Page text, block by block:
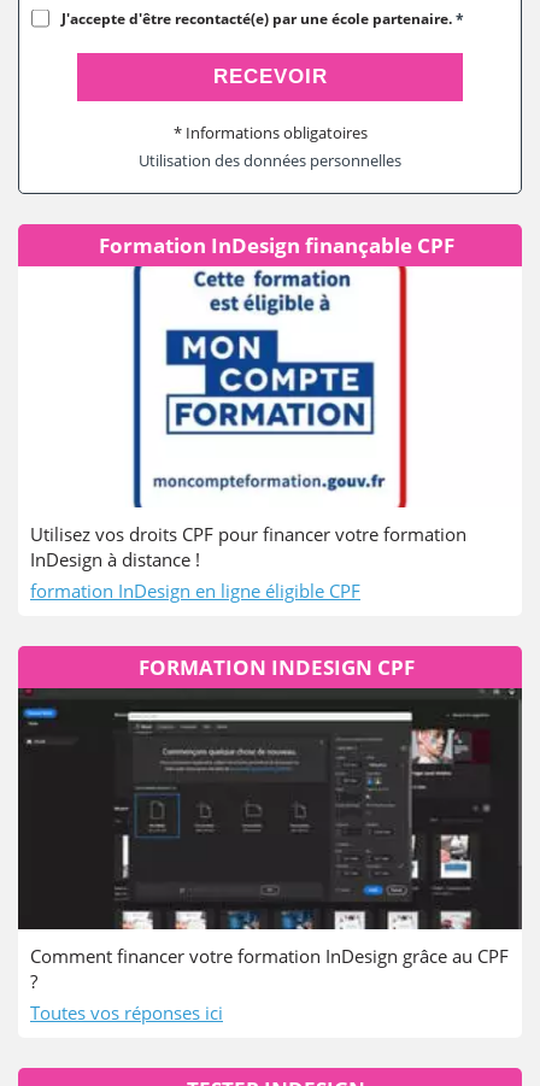
J'accepte d'être recontacté(e) par une école partenaire.*
RECEVOIR
* Informations obligatoires
Utilisation des données personnelles
Formation InDesign finançable CPF
Utilisez vos droits CPF pour financer votre formation
InDesign à distance !
formation InDesign en ligne éligible CPF
FORMATION INDESIGN CPF
Comment financer votre formation InDesign grâce au CPF
?
Toutes vos réponses ici